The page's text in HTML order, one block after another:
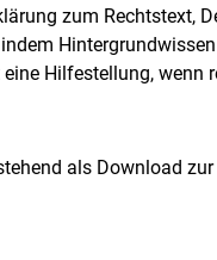
zum Rechtstext,
Hilfestellung,
als Download